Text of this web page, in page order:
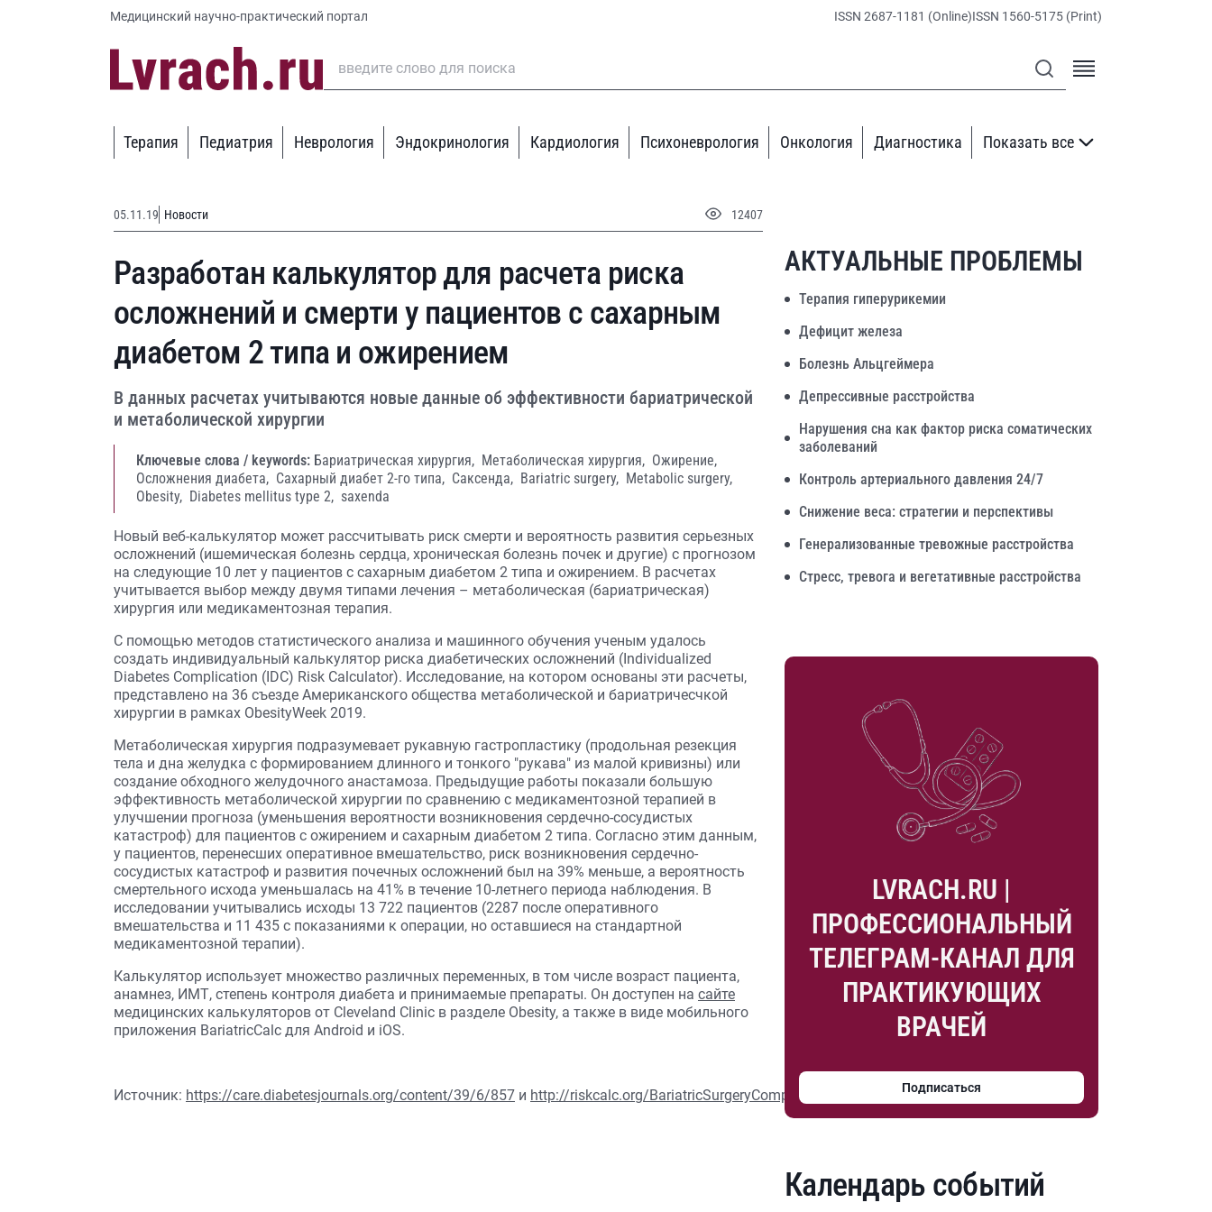
Медицинский научно-практический портал ISSN 2687-1181 (Online)ISSN 1560-5175 (Print)
Терапия Педиатрия Неврология Эндокринология Кардиология Психоневрология Онкология Диагностика Показать все
05.11.19 Новости 12407
Разработан калькулятор для расчета риска
осложнений и смерти у пациентов с сахарным
диабетом 2 типа и ожирением
В данных расчетах учитываются новые данные об эффективности бариатрической
и метаболической хирургии
Ключевые слова / keywords: Бариатрическая хирургия, Метаболическая хирургия, Ожирение,
Осложнения диабета, Сахарный диабет 2-го типа, Саксенда, Bariatric surgery, Metabolic surgery,
Obesity, Diabetes mellitus type 2, saxenda
Новый веб-калькулятор может рассчитывать риск смерти и вероятность развития серьезных
осложнений (ишемическая болезнь сердца, хроническая болезнь почек и другие) с прогнозом
на следующие 10 лет у пациентов с сахарным диабетом 2 типа и ожирением. В расчетах
учитывается выбор между двумя типами лечения – метаболическая (бариатрическая)
хирургия или медикаментозная терапия.
С помощью методов статистического анализа и машинного обучения ученым удалось
создать индивидуальный калькулятор риска диабетических осложнений (Individualized
Diabetes Complication (IDC) Risk Calculator). Исследование, на котором основаны эти расчеты,
представлено на 36 съезде Американского общества метаболической и бариатричесчкой
хирургии в рамках ObesityWeek 2019.
Метаболическая хирургия подразумевает рукавную гастропластику (продольная резекция
тела и дна желудка с формированием длинного и тонкого "рукава" из малой кривизны) или
создание обходного желудочного анастамоза. Предыдущие работы показали большую
эффективность метаболической хирургии по сравнению с медикаментозной терапией в
улучшении прогноза (уменьшения вероятности возникновения сердечно-сосудистых
катастроф) для пациентов с ожирением и сахарным диабетом 2 типа. Согласно этим данным,
у пациентов, перенесших оперативное вмешательство, риск возникновения сердечно-
сосудистых катастроф и развития почечных осложнений был на 39% меньше, а вероятность
смертельного исхода уменьшалась на 41% в течение 10-летнего периода наблюдения. В
исследовании учитывались исходы 13 722 пациентов (2287 после оперативного
вмешательства и 11 435 с показаниями к операции, но оставшиеся на стандартной
медикаментозной терапии).
Калькулятор использует множество различных переменных, в том числе возраст пациента,
анамнез, ИМТ, степень контроля диабета и принимаемые препараты. Он доступен на сайте
медицинских калькуляторов от Cleveland Clinic в разделе Obesity, а также в виде мобильного
приложения BariatricCalc для Android и iOS.
Источник: https://care.diabetesjournals.org/content/39/6/857 и http://riskcalc.org/BariatricSurgeryComplications/
АКТУАЛЬНЫЕ ПРОБЛЕМЫ
Терапия гиперурикемии
Дефицит железа
Болезнь Альцгеймера
Депрессивные расстройства
Нарушения сна как фактор риска соматических
заболеваний
Контроль артериального давления 24/7
Снижение веса: стратегии и перспективы
Генерализованные тревожные расстройства
Стресс, тревога и вегетативные расстройства
LVRACH.RU |
ПРОФЕССИОНАЛЬНЫЙ
ТЕЛЕГРАМ-КАНАЛ ДЛЯ
ПРАКТИКУЮЩИХ
ВРАЧЕЙ
Подписаться
Календарь событий